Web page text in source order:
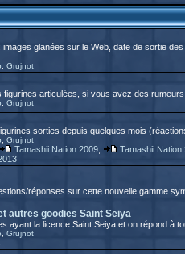
glanées sur le Web, date de sortie
Grujnot
articulées, si vous avez des
Grujnot
sorties depuis quelques mois
Grujnot
Tamashii Nation 2009,
Tamashii Nation
réponses sur cette nouvelle gamme
autres goodies Saint Seiya
ayant la licence Saint Seiya et on répond à
Grujnot